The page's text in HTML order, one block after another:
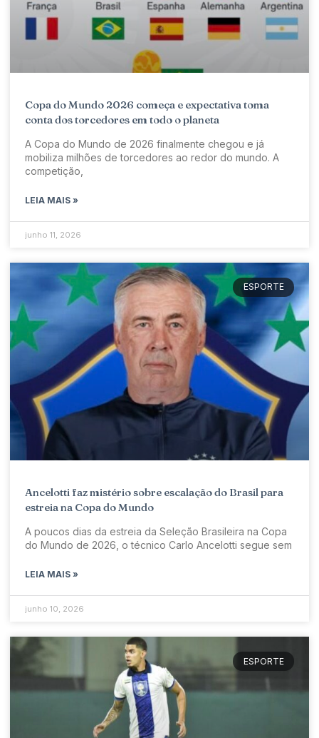
Copa do Mundo 2026 começa e expectativa toma
conta dos torcedores em todo o planeta
A Copa do Mundo de 2026 finalmente chegou e já
mobiliza milhões de torcedores ao redor do mundo. A
competição,
LEIA MAIS »
junho 11, 2026
ESPORTE
Ancelotti faz mistério sobre escalação do Brasil para
estreia na Copa do Mundo
A poucos dias da estreia da Seleção Brasileira na Copa
do Mundo de 2026, o técnico Carlo Ancelotti segue sem
LEIA MAIS »
junho 10, 2026
ESPORTE